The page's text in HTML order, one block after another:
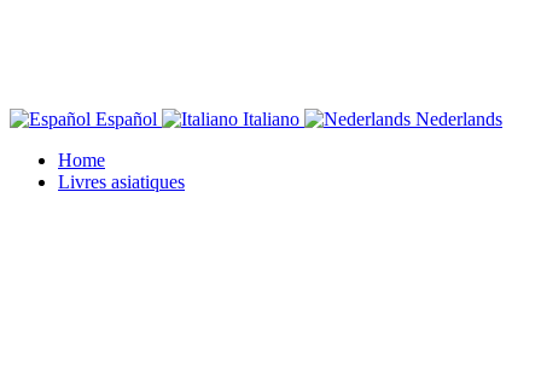
Español Italiano
Nederlands
Home
Livres asiatiques